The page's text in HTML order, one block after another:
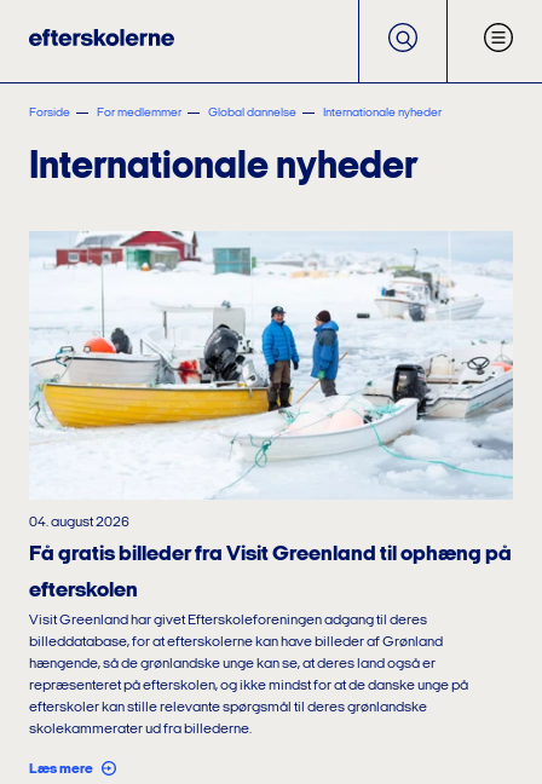
Forside For medlemmer Global dannelse Internationale nyheder
Internationale nyheder
04. august 2026
Få gratis billeder fra Visit Greenland til ophæng på
efterskolen
Visit Greenland har givet Efterskoleforeningen adgang til deres
billeddatabase, for at efterskolerne kan have billeder af Grønland
hængende, så de grønlandske unge kan se, at deres land også er
repræsenteret på efterskolen, og ikke mindst for at de danske unge på
efterskoler kan stille relevante spørgsmål til deres grønlandske
skolekammerater ud fra billederne.
Læs mere